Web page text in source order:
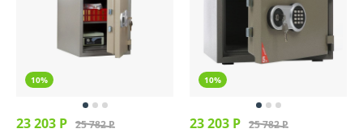
10%
23 203 Р 25 782 Р
10%
23 203 Р 25 782 Р